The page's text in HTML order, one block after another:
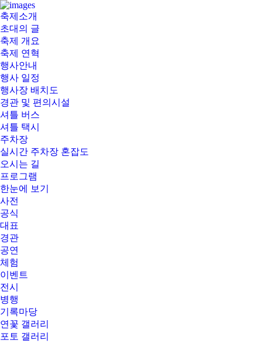
여
서
동
연
꽃
축
제
축제소개
초대의 글
축제 개요
축제 연혁
행사안내
행사 일정
행사장 배치도
경관 및 편의시설
셔틀 버스
셔틀 택시
주차장
실시간 주차장 혼잡도
오시는 길
프로그램
한눈에 보기
사전
공식
대표
경관
공연
체험
이벤트
전시
병행
기록마당
연꽃 갤러리
포토 갤러리